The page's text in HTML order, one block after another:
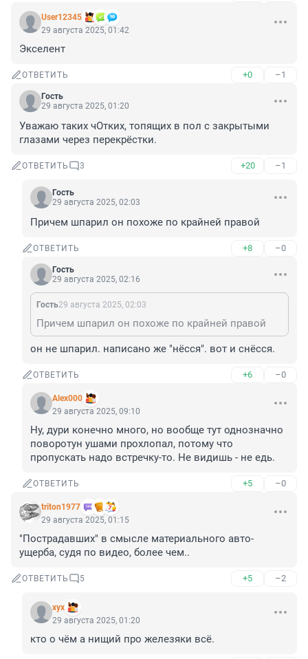
User12345
29 августа 2025, 01:42
Экселент
ОТВЕТИТЬ +0 –1
Гость
29 августа 2025, 01:20
Уважаю таких чОтких, топящих в пол с закрытыми
глазами через перекрёстки.
ОТВЕТИТЬ 3 +20 –1
Гость
29 августа 2025, 02:03
Причем шпарил он похоже по крайней правой
ОТВЕТИТЬ +8 –0
Гость
29 августа 2025, 02:16
Гость29 августа 2025, 02:03
Причем шпарил он похоже по крайней правой
он не шпарил. написано же "нёсся". вот и снёсся.
ОТВЕТИТЬ +6 –0
Alex000
29 августа 2025, 09:10
Ну, дури конечно много, но вообще тут однозначно
поворотун ушами прохлопал, потому что
пропускать надо встречку-то. Не видишь - не едь.
ОТВЕТИТЬ +5 –0
triton1977
29 августа 2025, 01:15
"Пострадавших" в смысле материального авто-
ущерба, судя по видео, более чем..
ОТВЕТИТЬ 5 +5 –2
хух
29 августа 2025, 01:20
кто о чём а нищий про железяки всё.